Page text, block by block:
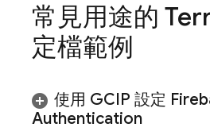
常見用途的
定檔範例
使用 GCIP 設定
Authentication